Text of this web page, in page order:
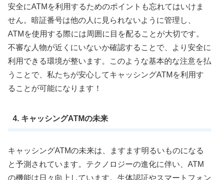
安全にATMを利用するためのポイントも忘れてはいけま
せん。暗証番号は他の人に見られないように管理し、
ATMを使用する際には周囲に目を配ることが大切です。
不審な人物が近くにいないか確認することで、より安全に
利用できる環境が整います。このような基本的な注意を払
うことで、私たちが安心してキャッシングATMを利用す
ることが可能になります！
4. キャッシングATMの未来
キャッシングATMの未来は、ますます明るいものになる
と予測されています。テクノロジーの進化に伴い、ATM
の機能は日々向上しています。生体認証やスマートフォン